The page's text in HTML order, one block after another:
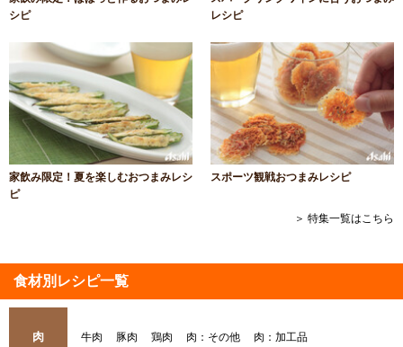
シピ
レシピ
家飲み限定！夏を楽しむおつまみレシ
ピ
スポーツ観戦おつまみレシピ
＞ 特集一覧はこちら
食材別レシピ一覧
肉 牛肉 豚肉 鶏肉 肉：その他 肉：加工品